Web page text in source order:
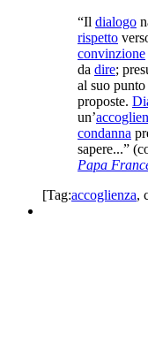
“Il dialogo
rispetto
convinzione
da dire;
al suo punto
proposte.
un’
condanna
sapere...”
Papa
[Tag:accoglienza,